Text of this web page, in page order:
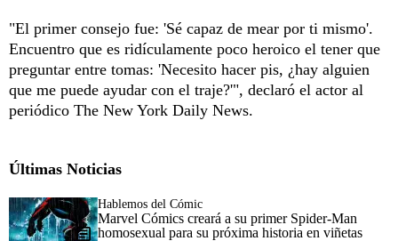
"El primer consejo fue: 'Sé capaz de mear por ti mismo'.
Encuentro que es ridículamente poco heroico el tener que
preguntar entre tomas: 'Necesito hacer pis, ¿hay alguien
que me puede ayudar con el traje?'", declaró el actor al
periódico The New York Daily News.
Últimas Noticias
Hablemos del Cómic
Marvel Cómics creará a su primer Spider-Man
homosexual para su próxima historia en viñetas